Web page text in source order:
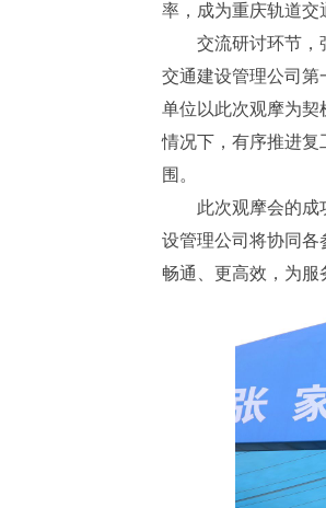
率，成为重庆轨道交
交流研讨环节，
交通建设管理公司第
单位以此次观摩为契
情况下，有序推进复
围。
此次观摩会的成
设管理公司将协同各
畅通、更高效，为服